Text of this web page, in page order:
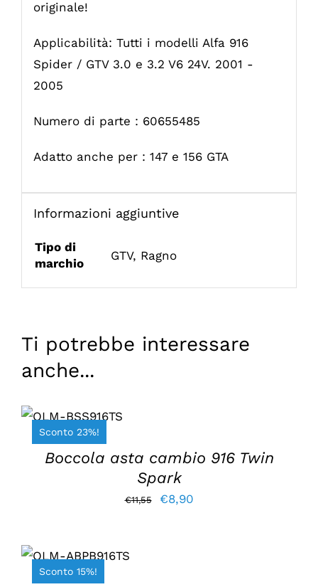
originale!
Applicabilità: Tutti i modelli Alfa 916
Spider / GTV 3.0 e 3.2 V6 24V. 2001 -
2005
Numero di parte : 60655485
Adatto anche per : 147 e 156 GTA
Informazioni aggiuntive
Tipo di
marchio
GTV, Ragno
Ti potrebbe interessare
anche...
Sconto 23%!
CARRELLO
/
DETTAGLI
Boccola asta cambio 916 Twin
Spark
€11,55
Il
€8,90Il
Sconto 15%!
CARRELLO
/
DETTAGLI